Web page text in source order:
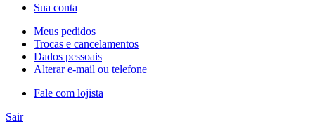
Sua conta
Meus pedidos
Trocas e cancelamentos
Dados pessoais
Alterar e-mail ou telefone
Fale com lojista
Sair